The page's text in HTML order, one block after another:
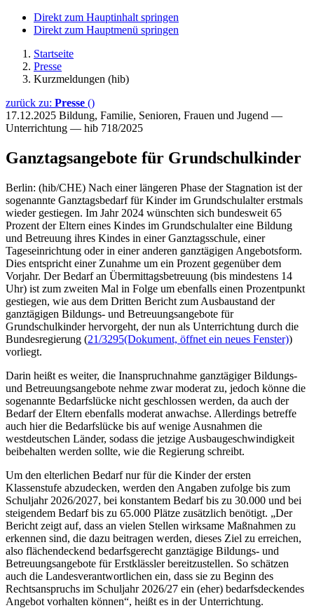
Direkt zum Hauptinhalt springen
Direkt zum Hauptmenü springen
Startseite
Presse
Kurzmeldungen (hib)
zurück zu: Presse ()
17.12.2025 Bildung, Familie, Senioren, Frauen und Jugend —
Unterrichtung — hib 718/2025
Ganztagsangebote für Grundschulkinder
Berlin: (hib/CHE) Nach einer längeren Phase der Stagnation ist der
sogenannte Ganztagsbedarf für Kinder im Grundschulalter erstmals
wieder gestiegen. Im Jahr 2024 wünschten sich bundesweit 65
Prozent der Eltern eines Kindes im Grundschulalter eine Bildung
und Betreuung ihres Kindes in einer Ganztagsschule, einer
Tageseinrichtung oder in einer anderen ganztägigen Angebotsform.
Dies entspricht einer Zunahme um ein Prozent gegenüber dem
Vorjahr. Der Bedarf an Übermittagsbetreuung (bis mindestens 14
Uhr) ist zum zweiten Mal in Folge um ebenfalls einen Prozentpunkt
gestiegen, wie aus dem Dritten Bericht zum Ausbaustand der
ganztägigen Bildungs- und Betreuungsangebote für
Grundschulkinder hervorgeht, der nun als Unterrichtung durch die
Bundesregierung (21/3295(Dokument, öffnet ein neues Fenster))
vorliegt.
Darin heißt es weiter, die Inanspruchnahme ganztägiger Bildungs-
und Betreuungsangebote nehme zwar moderat zu, jedoch könne die
sogenannte Bedarfslücke nicht geschlossen werden, da auch der
Bedarf der Eltern ebenfalls moderat anwachse. Allerdings betreffe
auch hier die Bedarfslücke bis auf wenige Ausnahmen die
westdeutschen Länder, sodass die jetzige Ausbaugeschwindigkeit
beibehalten werden sollte, wie die Regierung schreibt.
Um den elterlichen Bedarf nur für die Kinder der ersten
Klassenstufe abzudecken, werden den Angaben zufolge bis zum
Schuljahr 2026/2027, bei konstantem Bedarf bis zu 30.000 und bei
steigendem Bedarf bis zu 65.000 Plätze zusätzlich benötigt. „Der
Bericht zeigt auf, dass an vielen Stellen wirksame Maßnahmen zu
erkennen sind, die dazu beitragen werden, dieses Ziel zu erreichen,
also flächendeckend bedarfsgerecht ganztägige Bildungs- und
Betreuungsangebote für Erstklässler bereitzustellen. So schätzen
auch die Landesverantwortlichen ein, dass sie zu Beginn des
Rechtsanspruchs im Schuljahr 2026/27 ein (eher) bedarfsdeckendes
Angebot vorhalten können“, heißt es in der Unterrichtung.